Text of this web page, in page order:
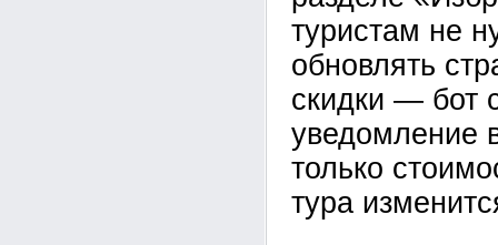
туристам не
обновлять
скидки — бот
уведомление
только
тура